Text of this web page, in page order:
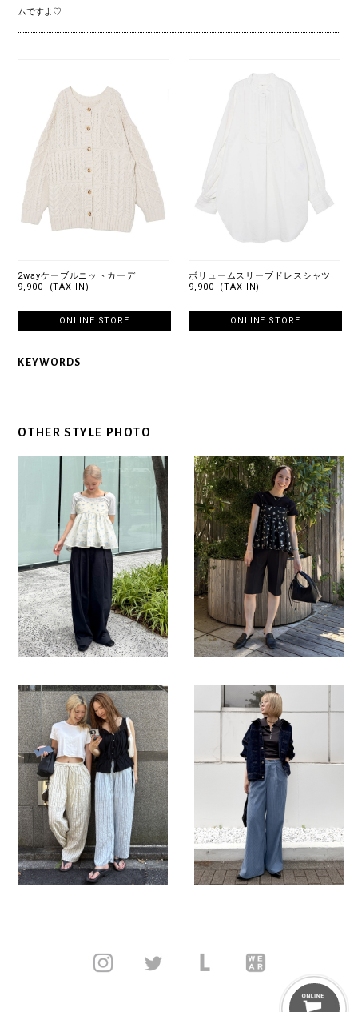
ムですよ♡
2wayケーブルニットカーデ
9,900- (TAX IN)
ONLINE STORE
ボリュームスリーブドレスシャツ
9,900- (TAX IN)
ONLINE STORE
KEYWORDS
OTHER STYLE PHOTO